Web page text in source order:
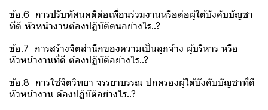
ข้อ.6 การปรับทัศนคติต่อเพื่อนร่วมงานหรือต่อผู้ใต้บังคับบัญชา
ที่ดี หัวหน้างานต้องปฏิบัติตนอย่างไร..?
ข้อ.7 การสร้างจิตสำนึกของความเป็นลูกจ้าง ผู้บริหาร หรือ
หัวหน้างานที่ดี ต้องปฏิบัติอย่างไร..?
ข้อ.8 การใช้จิตวิทยา จรรยาบรรณ ปกครองผู้ใต้บังคับบัญชาที่ดี
หัวหน้างาน ต้องปฏิบัติอย่างไร..?